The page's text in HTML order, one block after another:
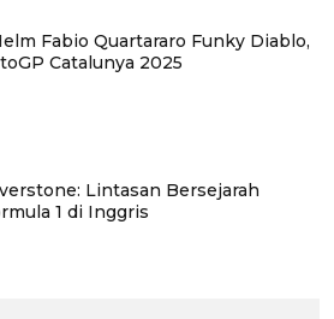
Fabio Quartararo Funky Diablo,
Catalunya 2025
Lintasan Bersejarah
1 di Inggris